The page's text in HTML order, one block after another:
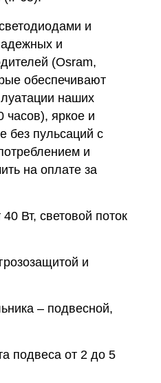
и
и
(Osram,
обеспечивают
наших
часов), яркое и
без пульсаций с
и
на оплате за
Вт, световой поток
и
– подвесной,
подвеса от 2 до 5